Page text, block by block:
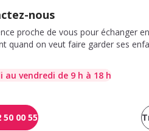
nous
proche de vous pour échanger
quand on veut faire garder ses
au vendredi de 9 h à 18 h
50 00 55